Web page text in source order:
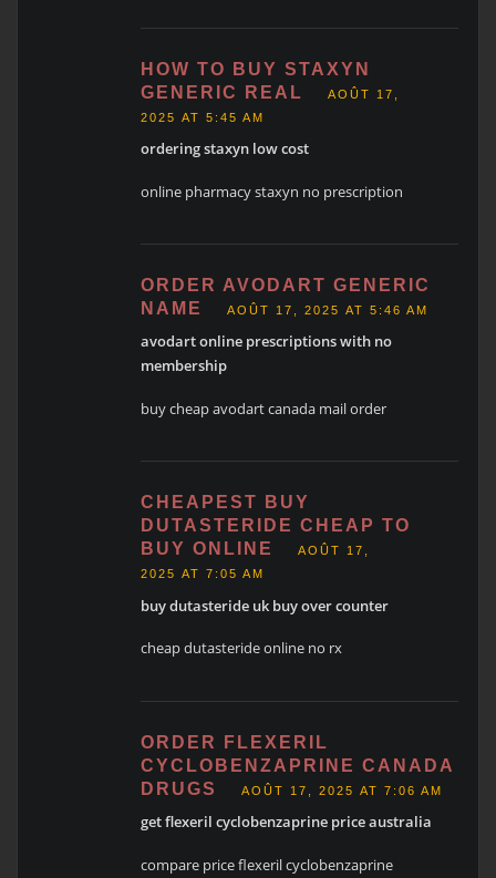
HOW TO BUY STAXYN
GENERIC REAL
AOÛT 17,
2025 AT 5:45 AM
ordering staxyn low cost
online pharmacy staxyn no prescription
ORDER AVODART GENERIC
NAME
AOÛT 17, 2025 AT 5:46 AM
avodart online prescriptions with no
membership
buy cheap avodart canada mail order
CHEAPEST BUY
DUTASTERIDE CHEAP TO
BUY ONLINE
AOÛT 17,
2025 AT 7:05 AM
buy dutasteride uk buy over counter
cheap dutasteride online no rx
ORDER FLEXERIL
CYCLOBENZAPRINE CANADA
DRUGS
AOÛT 17, 2025 AT 7:06 AM
get flexeril cyclobenzaprine price australia
compare price flexeril cyclobenzaprine